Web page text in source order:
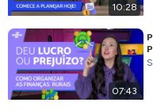
10:28
07:43